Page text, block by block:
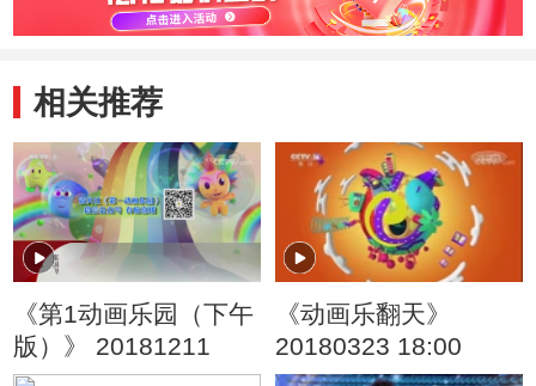
相关推荐
《第1动画乐园（下午
版）》 20181211
《动画乐翻天》
20180323 18:00